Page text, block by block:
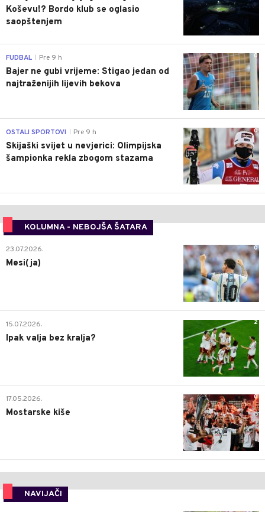
Koševu!? Bordo klub se oglasio
saopštenjem
0
FUDBAL Pre 9 h
Bajer ne gubi vrijeme: Stigao jedan od
najtraženijih lijevih bekova
0
OSTALI SPORTOVI Pre 9 h
Skijaški svijet u nevjerici: Olimpijska
šampionka rekla zbogom stazama
KOLUMNA - NEBOJŠA ŠATARA
0
23.07.2026.
Mesi(ja)
2
15.07.2026.
Ipak valja bez kralja?
0
17.05.2026.
Mostarske kiše
NAVIJAČI